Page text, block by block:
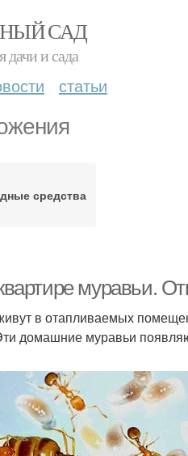
САД
дачи и сада
статьи
средства
муравьи.
в отапливаемых
домашние муравьи